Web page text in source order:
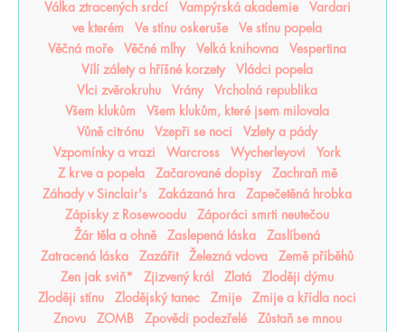
Válka ztracených srdcí
Vampýrská akademie
Vardari
ve kterém
Ve stínu oskeruše
Ve stínu popela
Věčná moře
Věčné mlhy Velká knihovna
Vespertina
Vílí zálety a hříšné korzety
Vládci popela
Vlci zvěrokruhu
Vrány
Vrcholná republika
Všem klukům
Všem klukům, které jsem milovala
Vůně citrónu
Vzepři se noci
Vzlety a pády
Vzpomínky a vrazi
Warcross Wycherleyovi
York
Z krve a popela
Začarované dopisy
Zachraň mě
Záhady v Sinclair's
Zakázaná hra
Zapečetěná hrobka
Zápisky z Rosewoodu
Záporáci smrti neutečou
Žár těla a ohně
Zaslepená láska
Zaslíbená
Zatracená láska
Zazářit Železná vdova
Země příběhů
Zen jak sviň*
Zjizvený král Zlatá
Zloději dýmu
Zloději stínu
Zlodějský tanec Zmije
Zmije a křídla noci
Znovu
ZOMB Zpovědi podezřelé
Zůstaň se mnou